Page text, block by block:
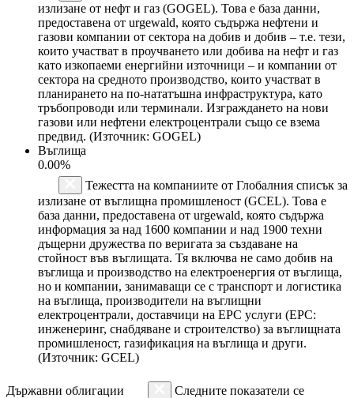
излизане от нефт и газ (GOGEL). Това е база данни,
предоставена от urgewald, която съдържа нефтени и
газови компании от сектора на добив и добив – т.е. тези,
които участват в проучването или добива на нефт и газ
като изкопаеми енергийни източници – и компании от
сектора на средното производство, които участват в
планирането на по-нататъшна инфраструктура, като
тръбопроводи или терминали. Изграждането на нови
газови или нефтени електроцентрали също се взема
предвид. (Източник: GOGEL)
Въглища
0.00%
Тежестта на компаниите от Глобалния списък за
излизане от въглищна промишленост (GCEL). Това е
база данни, предоставена от urgewald, която съдържа
информация за над 1600 компании и над 1900 техни
дъщерни дружества по веригата за създаване на
стойност във въглищата. Тя включва не само добив на
въглища и производство на електроенергия от въглища,
но и компании, занимаващи се с транспорт и логистика
на въглища, производители на въглищни
електроцентрали, доставчици на EPC услуги (EPC:
инженеринг, снабдяване и строителство) за въглищната
промишленост, газификация на въглища и други.
(Източник: GCEL)
Държавни облигации
Следните показатели се